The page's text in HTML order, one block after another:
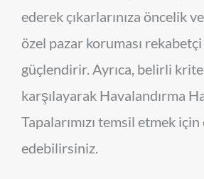
ederek çıkarlarınıza öncelik
özel pazar koruması
güçlendirir. Ayrıca, belirli
karşılayarak Havalandırma
Tapalarımızı temsil etmek
edebilirsiniz.